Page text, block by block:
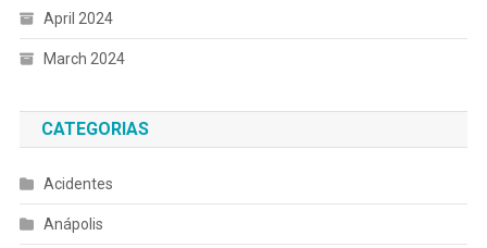
April 2024
March 2024
CATEGORIAS
Acidentes
Anápolis